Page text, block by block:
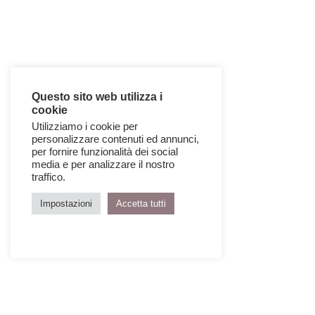
Questo sito web utilizza i
cookie
Utilizziamo i cookie per
personalizzare contenuti ed annunci,
per fornire funzionalità dei social
media e per analizzare il nostro
traffico.
Impostazioni Accetta tutti